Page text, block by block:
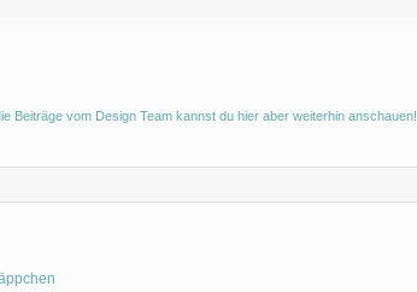
Beiträge vom Design Team kannst du hier aber weiterhin anschauen!